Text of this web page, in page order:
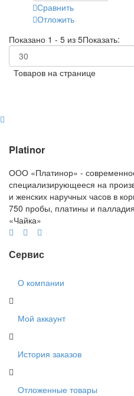
Сравнить
Отложить
Показано 1 - 5 из 5Показать:
Товаров на странице
Platinor
ООО «Платинор» -
специализирующееся на
и женских наручных часов в
750 пробы, платины и
«Чайка»
Сервис
О компании
Мой аккаунт
История заказов
Отложенные товары